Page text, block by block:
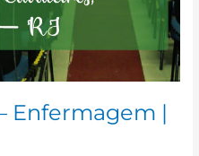
Enfermagem |